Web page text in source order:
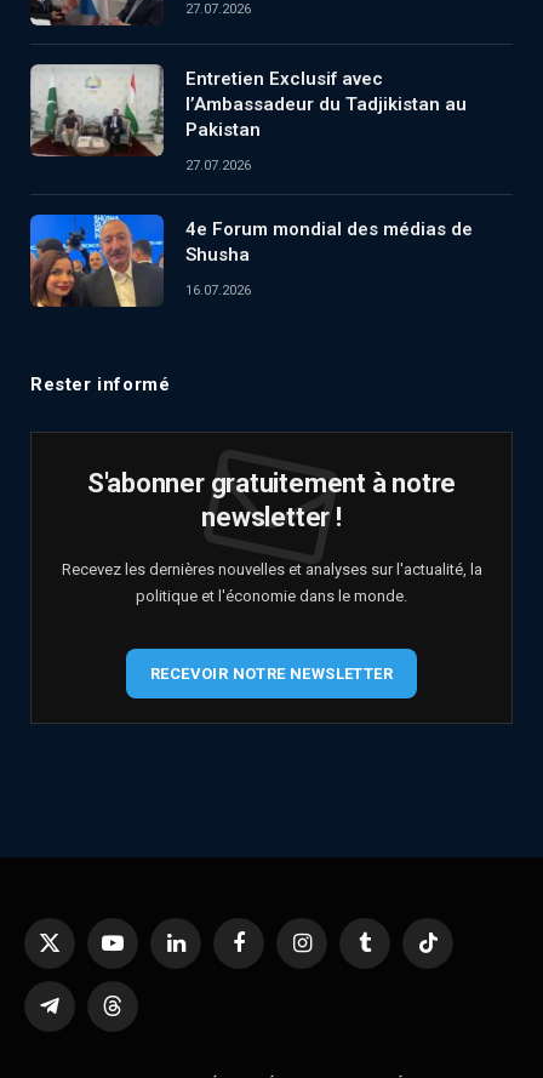
27.07.2026
Entretien Exclusif avec
l’Ambassadeur du Tadjikistan au
Pakistan
27.07.2026
4e Forum mondial des médias de
Shusha
16.07.2026
Rester informé
S'abonner gratuitement à notre
newsletter !
Recevez les dernières nouvelles et analyses sur l'actualité, la
politique et l'économie dans le monde.
RECEVOIR NOTRE NEWSLETTER
X
YouTubeLinkedIn FacebookInstagramTumblr TikTok
TelegramThreads